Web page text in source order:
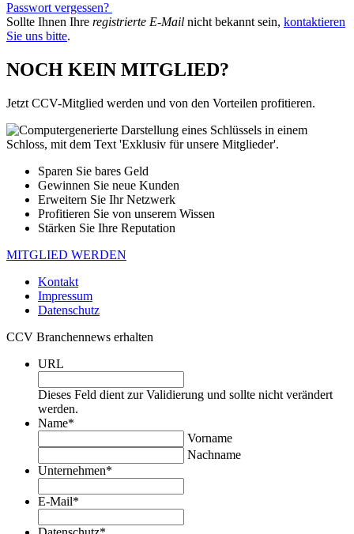
Passwort vergessen?
Sollte Ihnen Ihre registrierte E-Mail nicht bekannt sein, kontaktieren
Sie uns bitte.
NOCH KEIN MITGLIED?
Jetzt CCV-Mitglied werden und von den Vorteilen profitieren.
Sparen Sie bares Geld
Gewinnen Sie neue Kunden
Erweitern Sie Ihr Netzwerk
Profitieren Sie von unserem Wissen
Stärken Sie Ihre Reputation
MITGLIED WERDEN
Kontakt
Impressum
Datenschutz
CCV Branchennews erhalten
URL
Dieses Feld dient zur Validierung und sollte nicht verändert
werden.
Name*
Vorname
Nachname
Unternehmen*
E-Mail*